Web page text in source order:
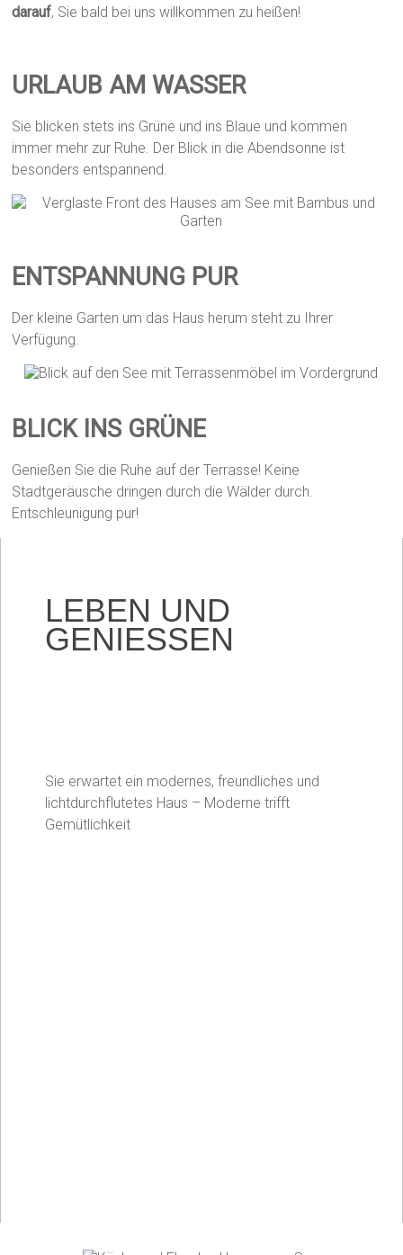
darauf, Sie bald bei uns willkommen zu heißen!
URLAUB AM WASSER
Sie blicken stets ins Grüne und ins Blaue und kommen
immer mehr zur Ruhe. Der Blick in die Abendsonne ist
besonders entspannend.
ENTSPANNUNG PUR
Der kleine Garten um das Haus herum steht zu Ihrer
Verfügung.
BLICK INS GRÜNE
Genießen Sie die Ruhe auf der Terrasse! Keine
Stadtgeräusche dringen durch die Wälder durch.
Entschleunigung pur!
LEBEN UND
GENIESSEN
Sie erwartet ein modernes, freundliches und
lichtdurchflutetes Haus – Moderne trifft
Gemütlichkeit